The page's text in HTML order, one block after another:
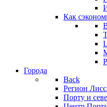
Как
Города
Back
Регион
Порту и